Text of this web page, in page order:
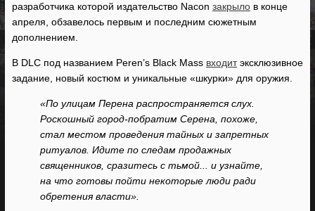
разработчика которой издательство Nacon закрыло в конце
апреля, обзавелось первым и последним сюжетным
дополнением.
В DLC под названием Peren’s Black Mass входитэксклюзивное
задание, новый костюм и уникальные «шкурки» для оружия.
«По улицам Перена распространяется слух.
Роскошный город-побратим Серена, похоже,
стал местом проведения тайных и запретных
ритуалов. Идите по следам продажных
священников, сразитесь с тьмой... и узнайте,
на что готовы пойти некоторые люди ради
обретения власти».